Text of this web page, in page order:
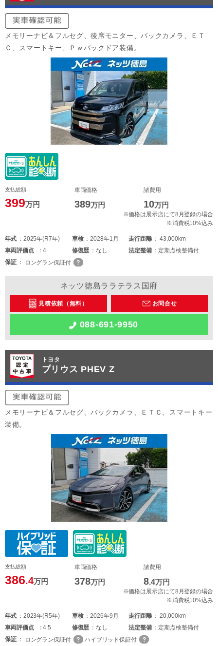
メモリーナビ＆フルセグ、後席モニター、バックカメラ、ＥＴ
Ｃ、スマートキー、Ｐｗバックドア装備。
支払総額
399万円
車両価格
389万円
諸費用
10万円
※価格は展示店にて8月登録の場合
※消費税10%込み
年式 2025年(R7年) 車検 2028年1月 走行距離
43,000km
車両評価点 4 修復歴 なし 法定整備
定期点検整備付
保証
ロングラン保証付
ネッツ徳島ララテラス国府
見積依頼（無料） お問合せ
088-691-9950
トヨタ
プリウス PHEV Z
メモリーナビ＆フルセグ、バックカメラ、ＥＴＣ、スマートキー
装備。
支払総額
386.4万円
車両価格
378万円
諸費用
8.4万円
※価格は展示店にて8月登録の場合
※消費税10%込み
年式 2023年(R5年) 車検 2026年9月 走行距離
20,000km
車両評価点 4.5 修復歴 なし 法定整備
定期点検整備付
保証
ロングラン保証付 ハイブリッド保証付